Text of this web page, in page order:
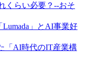
くらい必要？--おそ
」とAI事業好
「AI時代のIT産業構